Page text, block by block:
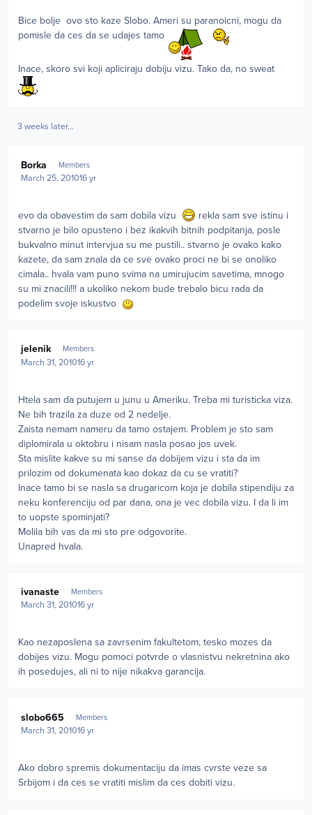
Bice bolje ovo sto kaze Slobo. Ameri su paranoicni, mogu da
pomisle da ces da se udajes tamo
Inace, skoro svi koji apliciraju dobiju vizu. Tako da, no sweat
3 weeks later...
Borka Members
March 25, 201016 yr
evo da obavestim da sam dobila vizu
rekla sam sve istinu i
stvarno je bilo opusteno i bez ikakvih bitnih podpitanja, posle
bukvalno minut intervjua su me pustili.. stvarno je ovako kako
kazete, da sam znala da ce sve ovako proci ne bi se onoliko
cimala.. hvala vam puno svima na umirujucim savetima, mnogo
su mi znacili!!! a ukoliko nekom bude trebalo bicu rada da
podelim svoje iskustvo
jelenik Members
March 31, 201016 yr
Htela sam da putujem u junu u Ameriku. Treba mi turisticka viza.
Ne bih trazila za duze od 2 nedelje.
Zaista nemam nameru da tamo ostajem. Problem je sto sam
diplomirala u oktobru i nisam nasla posao jos uvek.
Sta mislite kakve su mi sanse da dobijem vizu i sta da im
prilozim od dokumenata kao dokaz da cu se vratiti?
Inace tamo bi se nasla sa drugaricom koja je dobila stipendiju za
neku konferenciju od par dana, ona je vec dobila vizu. I da li im
to uopste spominjati?
Molila bih vas da mi sto pre odgovorite.
Unapred hvala.
ivanaste Members
March 31, 201016 yr
Kao nezaposlena sa zavrsenim fakultetom, tesko mozes da
dobijes vizu. Mogu pomoci potvrde o vlasnistvu nekretnina ako
ih posedujes, ali ni to nije nikakva garancija.
slobo665 Members
March 31, 201016 yr
Ako dobro spremis dokumentaciju da imas cvrste veze sa
Srbijom i da ces se vratiti mislim da ces dobiti vizu.